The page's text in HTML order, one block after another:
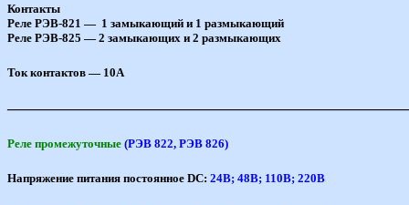
Контакты
Реле РЭВ-821 — 1 замыкающий и 1 размыкающий
Реле РЭВ-825 — 2 замыкающих и 2 размыкающих
Ток контактов — 10A
Реле промежуточные (РЭВ 822, РЭВ 826)
Напряжение питания постоянное DC: 24В; 48В; 110В; 220В